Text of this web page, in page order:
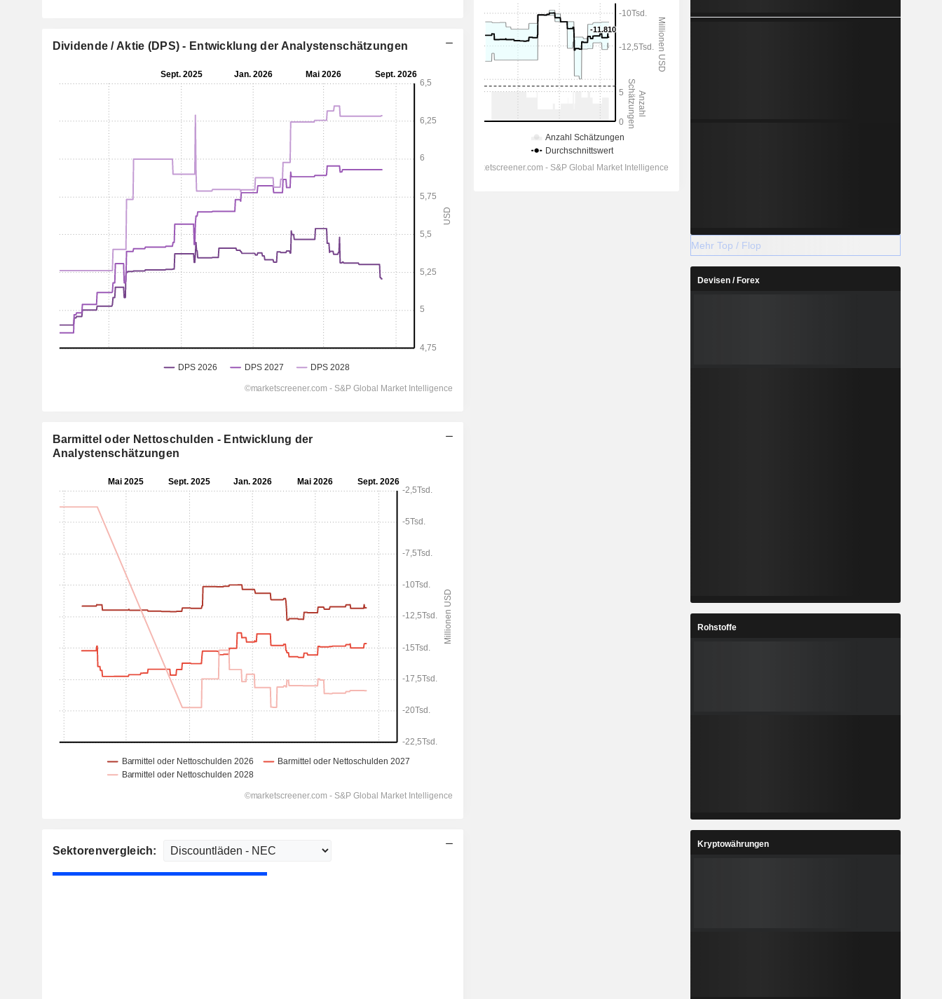
Dividende / Aktie (DPS) - Entwicklung der Analystenschätzungen
Barmittel oder Nettoschulden - Entwicklung der
Analystenschätzungen
Sektorenvergleich:
Mehr Top / Flop
Devisen / Forex
Rohstoffe
Kryptowährungen